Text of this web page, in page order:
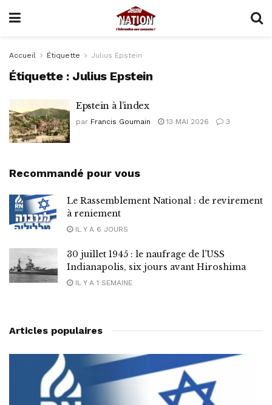
Accueil Étiquette Julius Epstein
Étiquette : Julius Epstein
Epstein à l’index
par Francis Goumain 13 MAI 2026 3
Recommandé pour vous
Le Rassemblement National : de revirement
à reniement
IL Y A 6 JOURS
30 juillet 1945 : le naufrage de l’USS
Indianapolis, six jours avant Hiroshima
IL Y A 1 SEMAINE
Articles populaires